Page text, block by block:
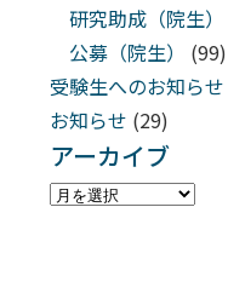
研究助成（院生）
公募（院生）
(99)
受験生へのお知らせ
お知らせ (29)
アーカイブ